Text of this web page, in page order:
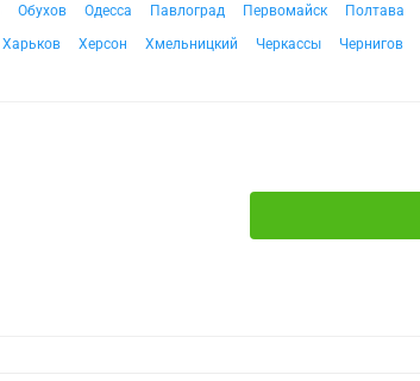
Обухов Одесса Павлоград Первомайск Полтава
Харьков Херсон Хмельницкий Черкассы Чернигов